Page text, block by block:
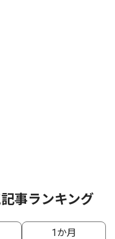
事ランキング
1か月